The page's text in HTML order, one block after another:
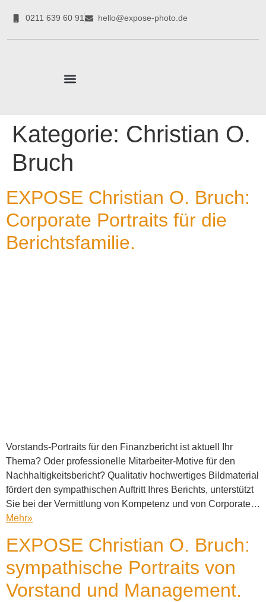
0211 639 60 91 hello@expose-photo.de
Kategorie: Christian O.
Bruch
EXPOSE Christian O. Bruch:
Corporate Portraits für die
Berichtsfamilie.
Vorstands-Portraits für den Finanzbericht ist aktuell Ihr
Thema? Oder professionelle Mitarbeiter-Motive für den
Nachhaltigkeitsbericht? Qualitativ hochwertiges Bildmaterial
fördert den sympathischen Auftritt Ihres Berichts, unterstützt
Sie bei der Vermittlung von Kompetenz und von Corporate…
Mehr»
EXPOSE Christian O. Bruch:
sympathische Portraits von
Vorstand und Management.